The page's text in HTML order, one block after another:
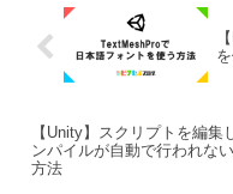
【Unity】スクリプトを編集
ンパイルが自動で行われな
方法